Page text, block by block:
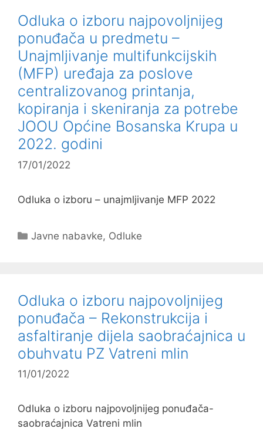
Odluka o izboru najpovoljnijeg
ponuđača u predmetu –
Unajmljivanje multifunkcijskih
(MFP) uređaja za poslove
centralizovanog printanja,
kopiranja i skeniranja za potrebe
JOOU Općine Bosanska Krupa u
2022. godini
17/01/2022
Odluka o izboru – unajmljivanje MFP 2022
Kategorije
Javne nabavke, Odluke
Odluka o izboru najpovoljnijeg
ponuđača – Rekonstrukcija i
asfaltiranje dijela saobraćajnica u
obuhvatu PZ Vatreni mlin
11/01/2022
Odluka o izboru najpovoljnijeg ponuđača-
saobraćajnica Vatreni mlin